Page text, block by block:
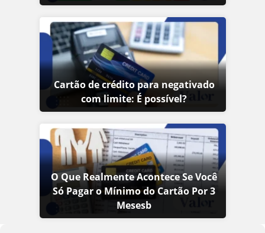
Cartão de crédito para negativado
com limite: É possível?
O Que Realmente Acontece Se Você
Só Pagar o Mínimo do Cartão Por 3
Mesesb